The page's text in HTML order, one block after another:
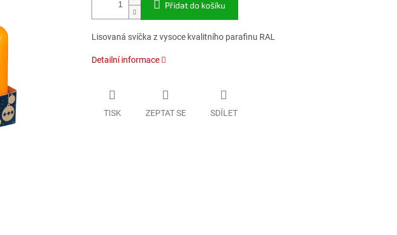
Přidat do košíku
Lisovaná svíčka z vysoce kvalitního parafinu RAL
Detailní informace
TISK ZEPTAT SE SDÍLET